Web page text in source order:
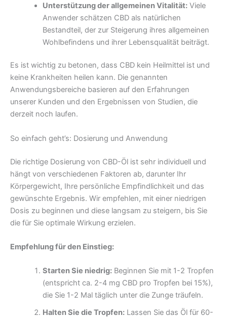
Unterstützung der allgemeinen Vitalität:Viele
Anwender schätzen CBD als natürlichen
Bestandteil, der zur Steigerung ihres allgemeinen
Wohlbefindens und ihrer Lebensqualität beiträgt.
Es ist wichtig zu betonen, dass CBD kein Heilmittel ist und
keine Krankheiten heilen kann. Die genannten
Anwendungsbereiche basieren auf den Erfahrungen
unserer Kunden und den Ergebnissen von Studien, die
derzeit noch laufen.
So einfach geht’s: Dosierung und Anwendung
Die richtige Dosierung von CBD-Öl ist sehr individuell und
hängt von verschiedenen Faktoren ab, darunter Ihr
Körpergewicht, Ihre persönliche Empfindlichkeit und das
gewünschte Ergebnis. Wir empfehlen, mit einer niedrigen
Dosis zu beginnen und diese langsam zu steigern, bis Sie
die für Sie optimale Wirkung erzielen.
Empfehlung für den Einstieg:
Starten Sie niedrig:Beginnen Sie mit 1-2 Tropfen
(entspricht ca. 2-4 mg CBD pro Tropfen bei 15%),
die Sie 1-2 Mal täglich unter die Zunge träufeln.
Halten Sie die Tropfen:Lassen Sie das Öl für 60-